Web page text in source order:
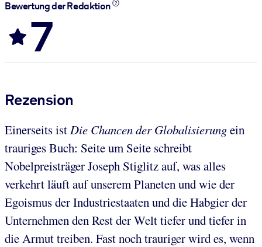
Bewertung der Redaktion
7
Rezension
Einerseits ist Die Chancen der Globalisierungein
trauriges Buch: Seite um Seite schreibt
Nobelpreisträger Joseph Stiglitz auf, was alles
verkehrt läuft auf unserem Planeten und wie der
Egoismus der Industriestaaten und die Habgier der
Unternehmen den Rest der Welt tiefer und tiefer in
die Armut treiben. Fast noch trauriger wird es, wenn